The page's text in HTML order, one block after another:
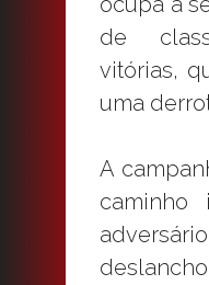
de
vitórias,
uma
A
caminho